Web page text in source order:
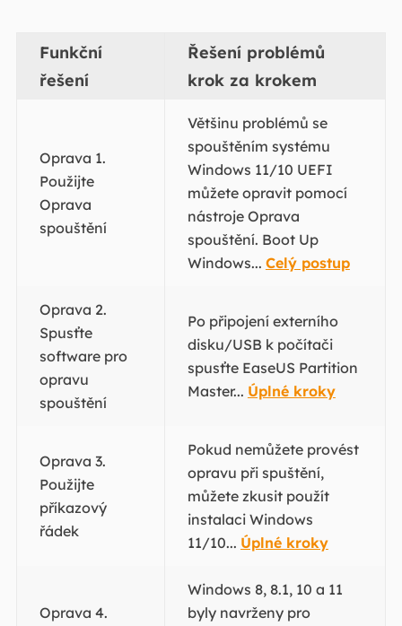
Funkční
řešení
Řešení problémů
krok za krokem
Oprava 1.
Použijte
Oprava
spouštění
Většinu problémů se
spouštěním systému
Windows 11/10 UEFI
můžete opravit pomocí
nástroje Oprava
spouštění. Boot Up
Windows... Celý postup
Oprava 2.
Spusťte
software pro
opravu
spouštění
Po připojení externího
disku/USB k počítači
spusťte EaseUS Partition
Master... Úplné kroky
Oprava 3.
Použijte
příkazový
řádek
Pokud nemůžete provést
opravu při spuštění,
můžete zkusit použít
instalaci Windows
11/10... Úplné kroky
Oprava 4.
Windows 8, 8.1, 10 a 11
byly navrženy pro